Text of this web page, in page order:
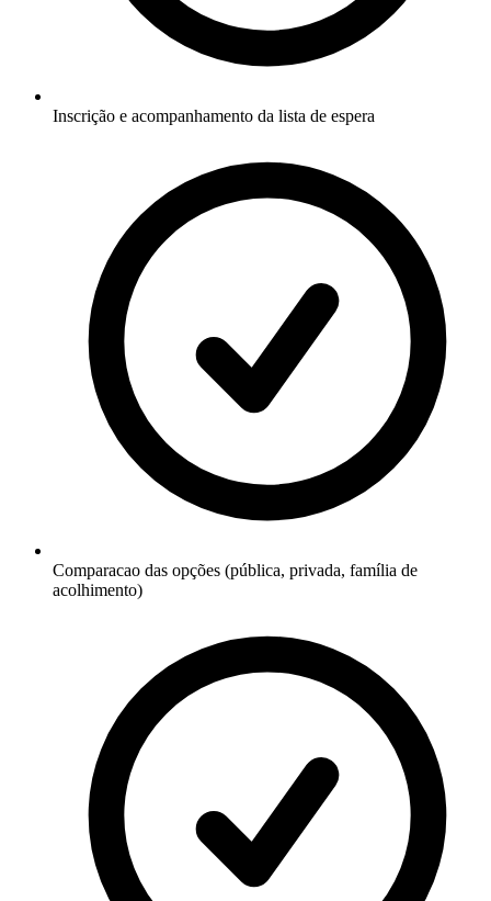
Inscrição e acompanhamento da lista de espera
Comparacao das opções (pública, privada, família de
acolhimento)